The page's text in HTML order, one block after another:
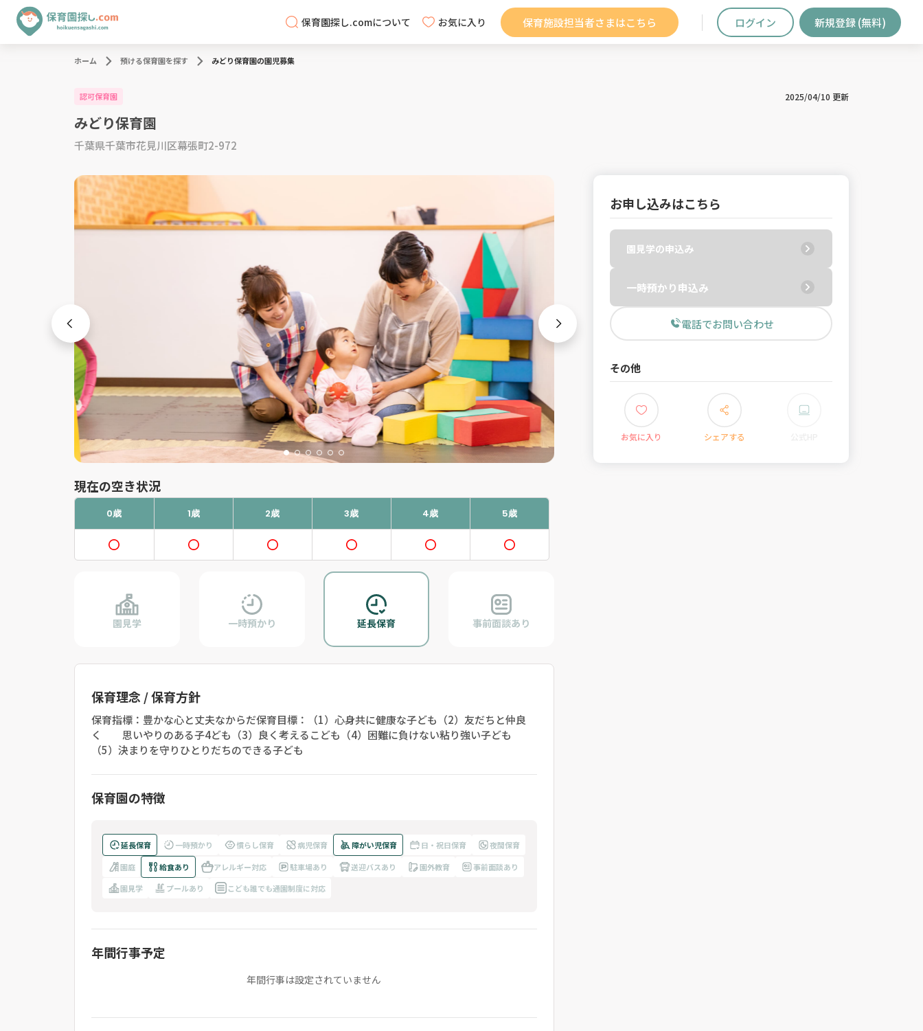
保育園探し.comについて お気に入り 保育施設担当者さまはこちら ログイン 新規登録 (無料)
ホーム 預ける保育園を探す みどり保育園の園児募集
認可保育園 2025/04/10 更新
みどり保育園
千葉県千葉市花見川区幕張町2-972
現在の空き状況
0歳 1歳 2歳 3歳 4歳 5歳
園見学 一時預かり 延長保育 事前面談あり
保育理念 / 保育方針
保育指標：豊かな心と丈夫なからだ保育目標：（1）心身共に健康な子ども（2）友だちと仲良
く 思いやりのある子4ども（3）良く考えるこども（4）困難に負けない粘り強い子ども
（5）決まりを守りひとりだちのできる子ども
保育園の特徴
延長保育 一時預かり 慣らし保育 病児保育 障がい児保育 日・祝日保育
夜間保育
園庭
給食あり アレルギー対応 駐車場あり 送迎バスあり 園外教育
事前面談あり
園見学
プールあり こども誰でも通園制度に対応
年間行事予定
年間行事は設定されていません
お申し込みはこちら
園見学の申込み
一時預かり申込み
電話でお問い合わせ
その他
お気に入り シェアする